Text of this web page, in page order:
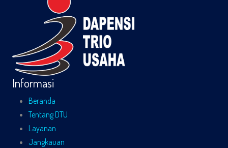
Informasi
Beranda
Tentang DTU
Layanan
Jangkauan